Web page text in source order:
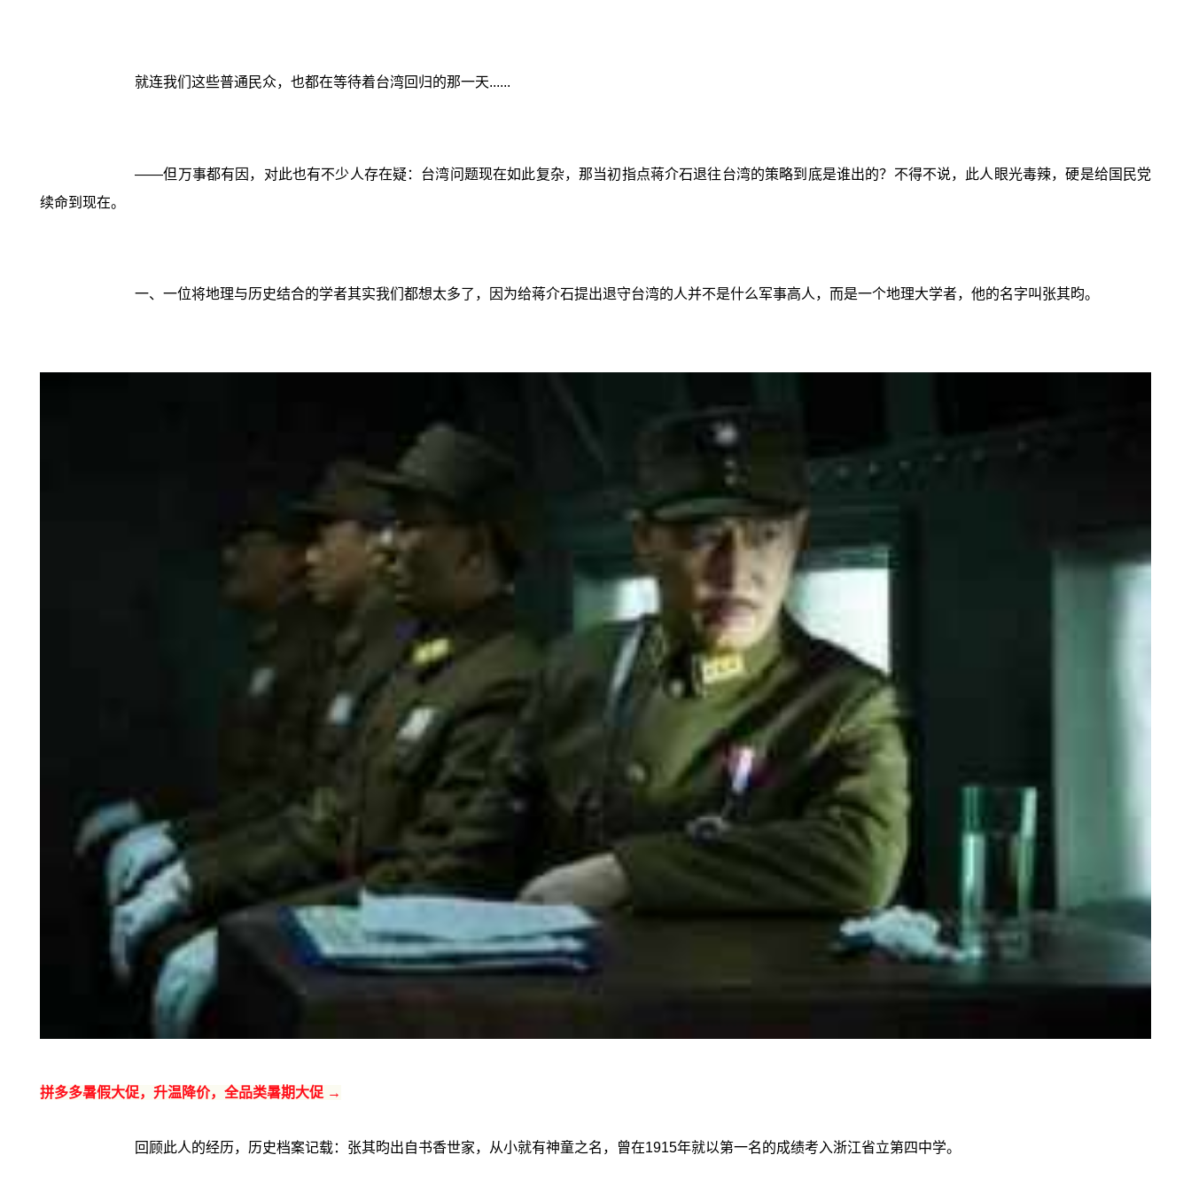
就连我们这些普通民众，也都在等待着台湾回归的那一天......
——但万事都有因，对此也有不少人存在疑：台湾问题现在如此复杂，那当初指点蒋介石退往台湾的策略到底是谁出的？不得不说，此人眼光毒辣，硬是给国民党
续命到现在。
一、一位将地理与历史结合的学者其实我们都想太多了，因为给蒋介石提出退守台湾的人并不是什么军事高人，而是一个地理大学者，他的名字叫张其昀。
拼多多暑假大促，升温降价，全品类暑期大促 →
回顾此人的经历，历史档案记载：张其昀出自书香世家，从小就有神童之名，曾在1915年就以第一名的成绩考入浙江省立第四中学。